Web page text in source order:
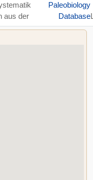
aus der
Paleobiology
Database